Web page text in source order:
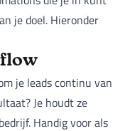
je doel. Hieronder
je leads continu van
Je houdt ze
Handig voor als